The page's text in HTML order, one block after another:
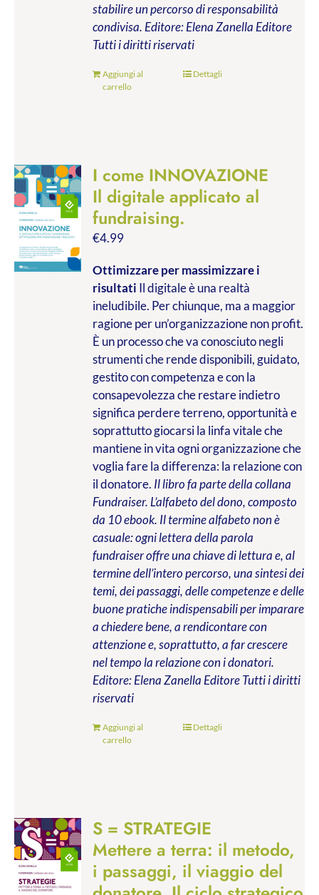
stabilire un percorso di responsabilità
condivisa. Editore: Elena Zanella Editore
Tutti i diritti riservati
Aggiungi al
carrello
Dettagli
I come INNOVAZIONE
Il digitale applicato al
fundraising.
€4.99
Ottimizzare per massimizzare i
risultati Il digitale è una realtà
ineludibile. Per chiunque, ma a maggior
ragione per un’organizzazione non profit.
È un processo che va conosciuto negli
strumenti che rende disponibili, guidato,
gestito con competenza e con la
consapevolezza che restare indietro
significa perdere terreno, opportunità e
soprattutto giocarsi la linfa vitale che
mantiene in vita ogni organizzazione che
voglia fare la differenza: la relazione con
il donatore. Il libro fa parte della collana
Fundraiser. L’alfabeto del dono, composto
da 10 ebook. Il termine alfabeto non è
casuale: ogni lettera della parola
fundraiser offre una chiave di lettura e, al
termine dell’intero percorso, una sintesi dei
temi, dei passaggi, delle competenze e delle
buone pratiche indispensabili per imparare
a chiedere bene, a rendicontare con
attenzione e, soprattutto, a far crescere
nel tempo la relazione con i donatori.
Editore: Elena Zanella EditoreTutti i diritti
riservati
Aggiungi al
carrello
Dettagli
S = STRATEGIE
Mettere a terra: il metodo,
i passaggi, il viaggio del